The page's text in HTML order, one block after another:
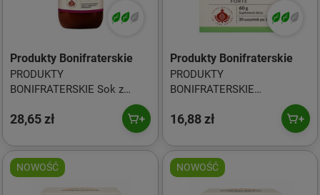
Produkty Bonifraterskie
PRODUKTY
BONIFRATERSKIE Sok z
28,65 zł
Produkty Bonifraterskie
PRODUKTY
BONIFRATERSKIE
16,88 zł
NOWOŚĆ NOWOŚĆ